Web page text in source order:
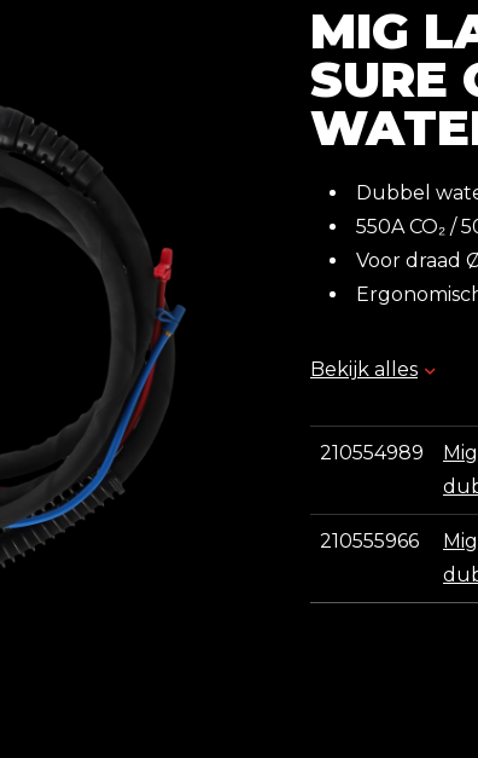
MIG
SURE
Dubbel
550A CO₂ /
Voor draad
Bekijk alles
210554989
210555966